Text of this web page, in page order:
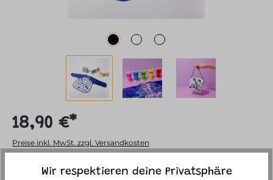
18,90 €*
Preise inkl. MwSt. zzgl. Versandkosten
Sofort versandfertig, Lieferzeit ca. 1-3 Werktage
Wir respektieren deine Privatsphäre